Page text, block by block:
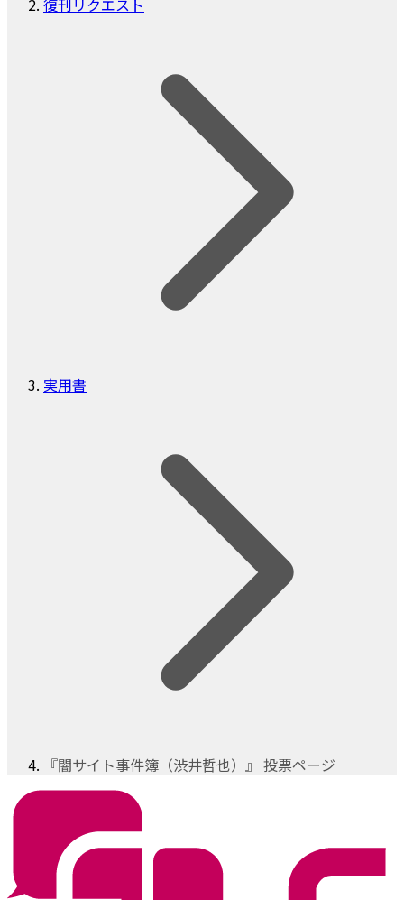
復刊リクエスト
実用書
『闇サイト事件簿（渋井哲也）』 投票ページ